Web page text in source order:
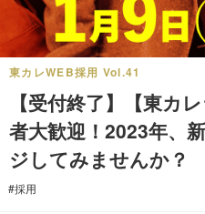
東カレWEB採用 Vol.41
【受付終了】【東カ
者大歓迎！2023年、
ジしてみませんか？
#採用